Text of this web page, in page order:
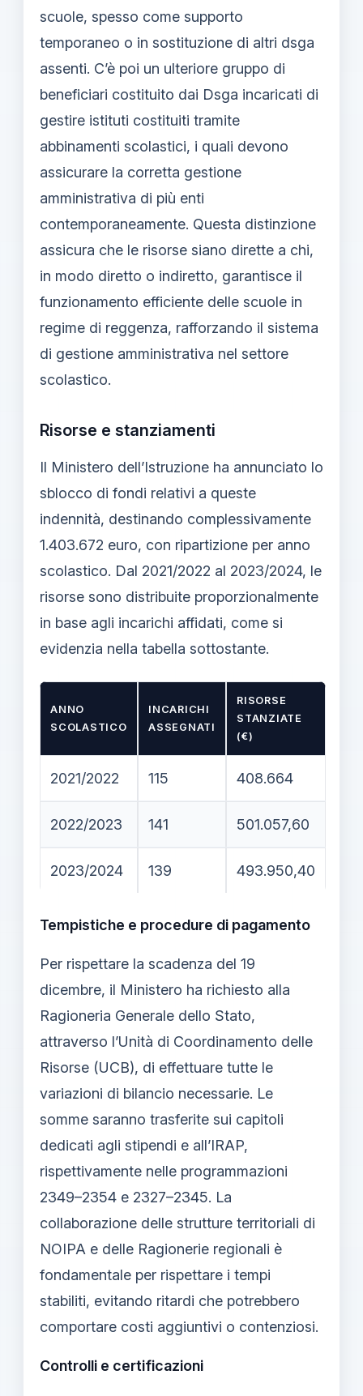
scuole, spesso come supporto
temporaneo o in sostituzione di altri dsga
assenti. C’è poi un ulteriore gruppo di
beneficiari costituito dai Dsga incaricati di
gestire istituti costituiti tramite
abbinamenti scolastici, i quali devono
assicurare la corretta gestione
amministrativa di più enti
contemporaneamente. Questa distinzione
assicura che le risorse siano dirette a chi,
in modo diretto o indiretto, garantisce il
funzionamento efficiente delle scuole in
regime di reggenza, rafforzando il sistema
di gestione amministrativa nel settore
scolastico.
Risorse e stanziamenti
Il Ministero dell’Istruzione ha annunciato lo
sblocco di fondi relativi a queste
indennità, destinando complessivamente
1.403.672 euro, con ripartizione per anno
scolastico. Dal 2021/2022 al 2023/2024, le
risorse sono distribuite proporzionalmente
in base agli incarichi affidati, come si
evidenzia nella tabella sottostante.
ANNO
SCOLASTICO
INCARICHI
ASSEGNATI
RISORSE
STANZIATE
(€)
2021/2022 115 408.664
2022/2023 141 501.057,60
2023/2024 139 493.950,40
Tempistiche e procedure di pagamento
Per rispettare la scadenza del 19
dicembre, il Ministero ha richiesto alla
Ragioneria Generale dello Stato,
attraverso l’Unità di Coordinamento delle
Risorse (UCB), di effettuare tutte le
variazioni di bilancio necessarie. Le
somme saranno trasferite sui capitoli
dedicati agli stipendi e all’IRAP,
rispettivamente nelle programmazioni
2349–2354 e 2327–2345. La
collaborazione delle strutture territoriali di
NOIPA e delle Ragionerie regionali è
fondamentale per rispettare i tempi
stabiliti, evitando ritardi che potrebbero
comportare costi aggiuntivi o contenziosi.
Controlli e certificazioni